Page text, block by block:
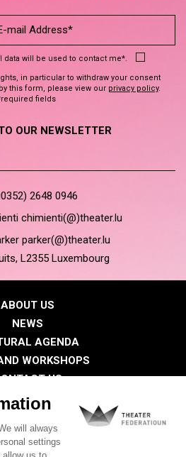
data will be used to contact me*.
in particular to withdraw your consent
this form, please view our privacy policy.
fields
OUR NEWSLETTER
2648 0946
chimienti(@)theater.lu
parker(@)theater.lu
L2355 Luxembourg
ABOUT US
NEWS
AGENDA
WORKSHOPS
US
PRESS
Policy